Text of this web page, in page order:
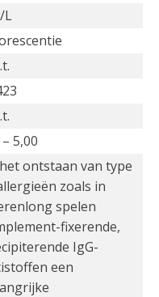
L
5,00
ontstaan van type
zoals in
spelen
fixerende,
IgG-
een